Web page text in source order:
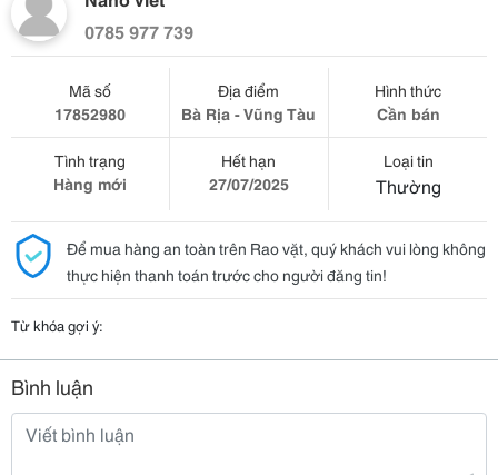
0785 977 739
Mã số
17852980
Địa điểm
Bà Rịa - Vũng Tàu
Hình thức
Cần bán
Tình trạng
Hàng mới
Hết hạn
27/07/2025
Loại tin
Thường
Để mua hàng an toàn trên Rao vặt, quý khách vui lòng không
thực hiện thanh toán trước cho người đăng tin!
Từ khóa gợi ý:
Bình luận